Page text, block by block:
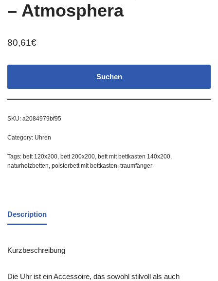
– Atmosphera
80,61€
Suchen
SKU: a2084979bf95
Category: Uhren
Tags: bett 120x200, bett 200x200, bett mit bettkasten 140x200,
naturholzbetten, polsterbett mit bettkasten, traumfänger
Description
Kurzbeschreibung
Die Uhr ist ein Accessoire, das sowohl stilvoll als auch